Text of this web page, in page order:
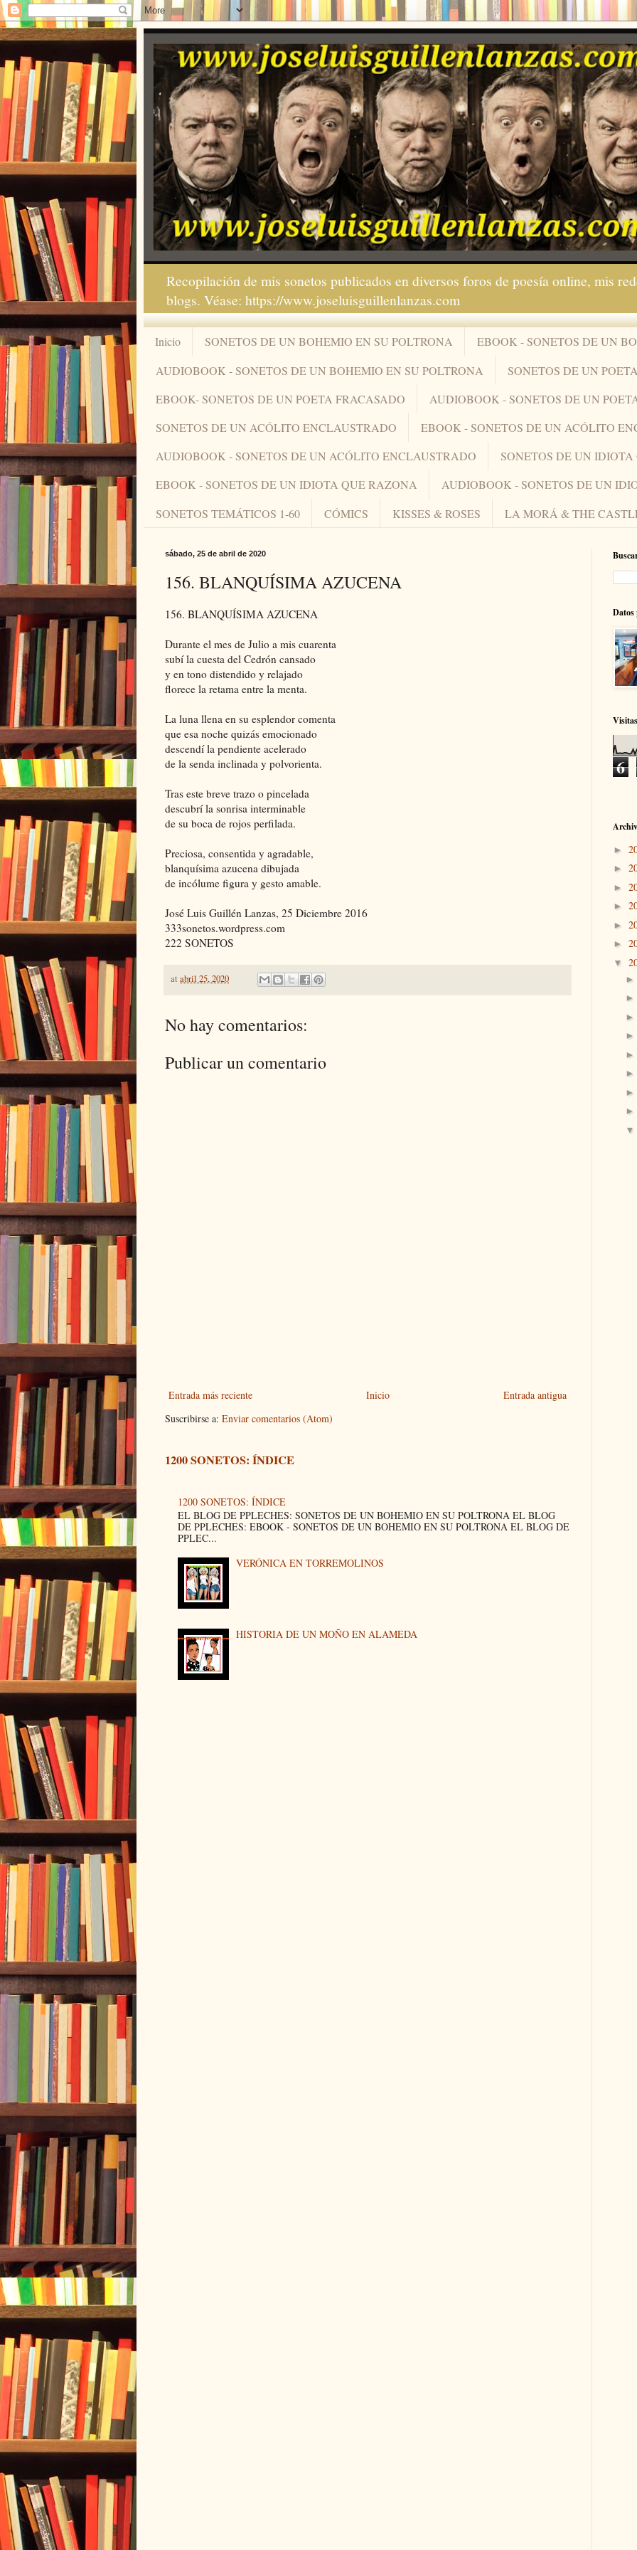
Recopilación de mis sonetos publicados en diversos foros de poesía online, mis
blogs. Véase: https://www.joseluisguillenlanzas.com
Inicio SONETOS DE UN BOHEMIO EN SU POLTRONA
EBOOK - SONETOS DE UN
AUDIOBOOK - SONETOS DE UN BOHEMIO EN SU POLTRONA
SONETOS DE UN
EBOOK- SONETOS DE UN POETA FRACASADO
AUDIOBOOK - SONETOS DE UN
SONETOS DE UN ACÓLITO ENCLAUSTRADO
EBOOK - SONETOS DE UN ACÓLITO
AUDIOBOOK - SONETOS DE UN ACÓLITO ENCLAUSTRADO
SONETOS DE UN
EBOOK - SONETOS DE UN IDIOTA QUE RAZONA
AUDIOBOOK - SONETOS DE UN
SONETOS TEMÁTICOS 1-60
CÓMICS KISSES & ROSES LA MORÁ & THE
sábado, 25 de abril de 2020
156. BLANQUÍSIMA AZUCENA
156. BLANQUÍSIMA AZUCENA
Durante el mes de Julio a mis cuarenta
subí la cuesta del Cedrón cansado
y en tono distendido y relajado
florece la retama entre la menta.
La luna llena en su esplendor comenta
que esa noche quizás emocionado
descendí la pendiente acelerado
de la senda inclinada y polvorienta.
Tras este breve trazo o pincelada
descubrí la sonrisa interminable
de su boca de rojos perfilada.
Preciosa, consentida y agradable,
blanquísima azucena dibujada
de incólume figura y gesto amable.
José Luis Guillén Lanzas, 25 Diciembre 2016
333sonetos.wordpress.com
222 SONETOS
at abril 25, 2020
No hay comentarios:
Publicar un comentario
Entrada más reciente Entrada antigua
Inicio
Suscribirse a: Enviar comentarios (Atom)
1200 SONETOS: ÍNDICE
1200 SONETOS: ÍNDICE
EL BLOG DE PPLECHES: SONETOS DE UN BOHEMIO EN SU POLTRONA EL BLOG
DE PPLECHES: EBOOK - SONETOS DE UN BOHEMIO EN SU POLTRONA EL BLOG DE
PPLEC...
VERÓNICA EN TORREMOLINOS
HISTORIA DE UN MOÑO EN ALAMEDA
Datos
Visitas
6
►
►
►
►
►
►
▼